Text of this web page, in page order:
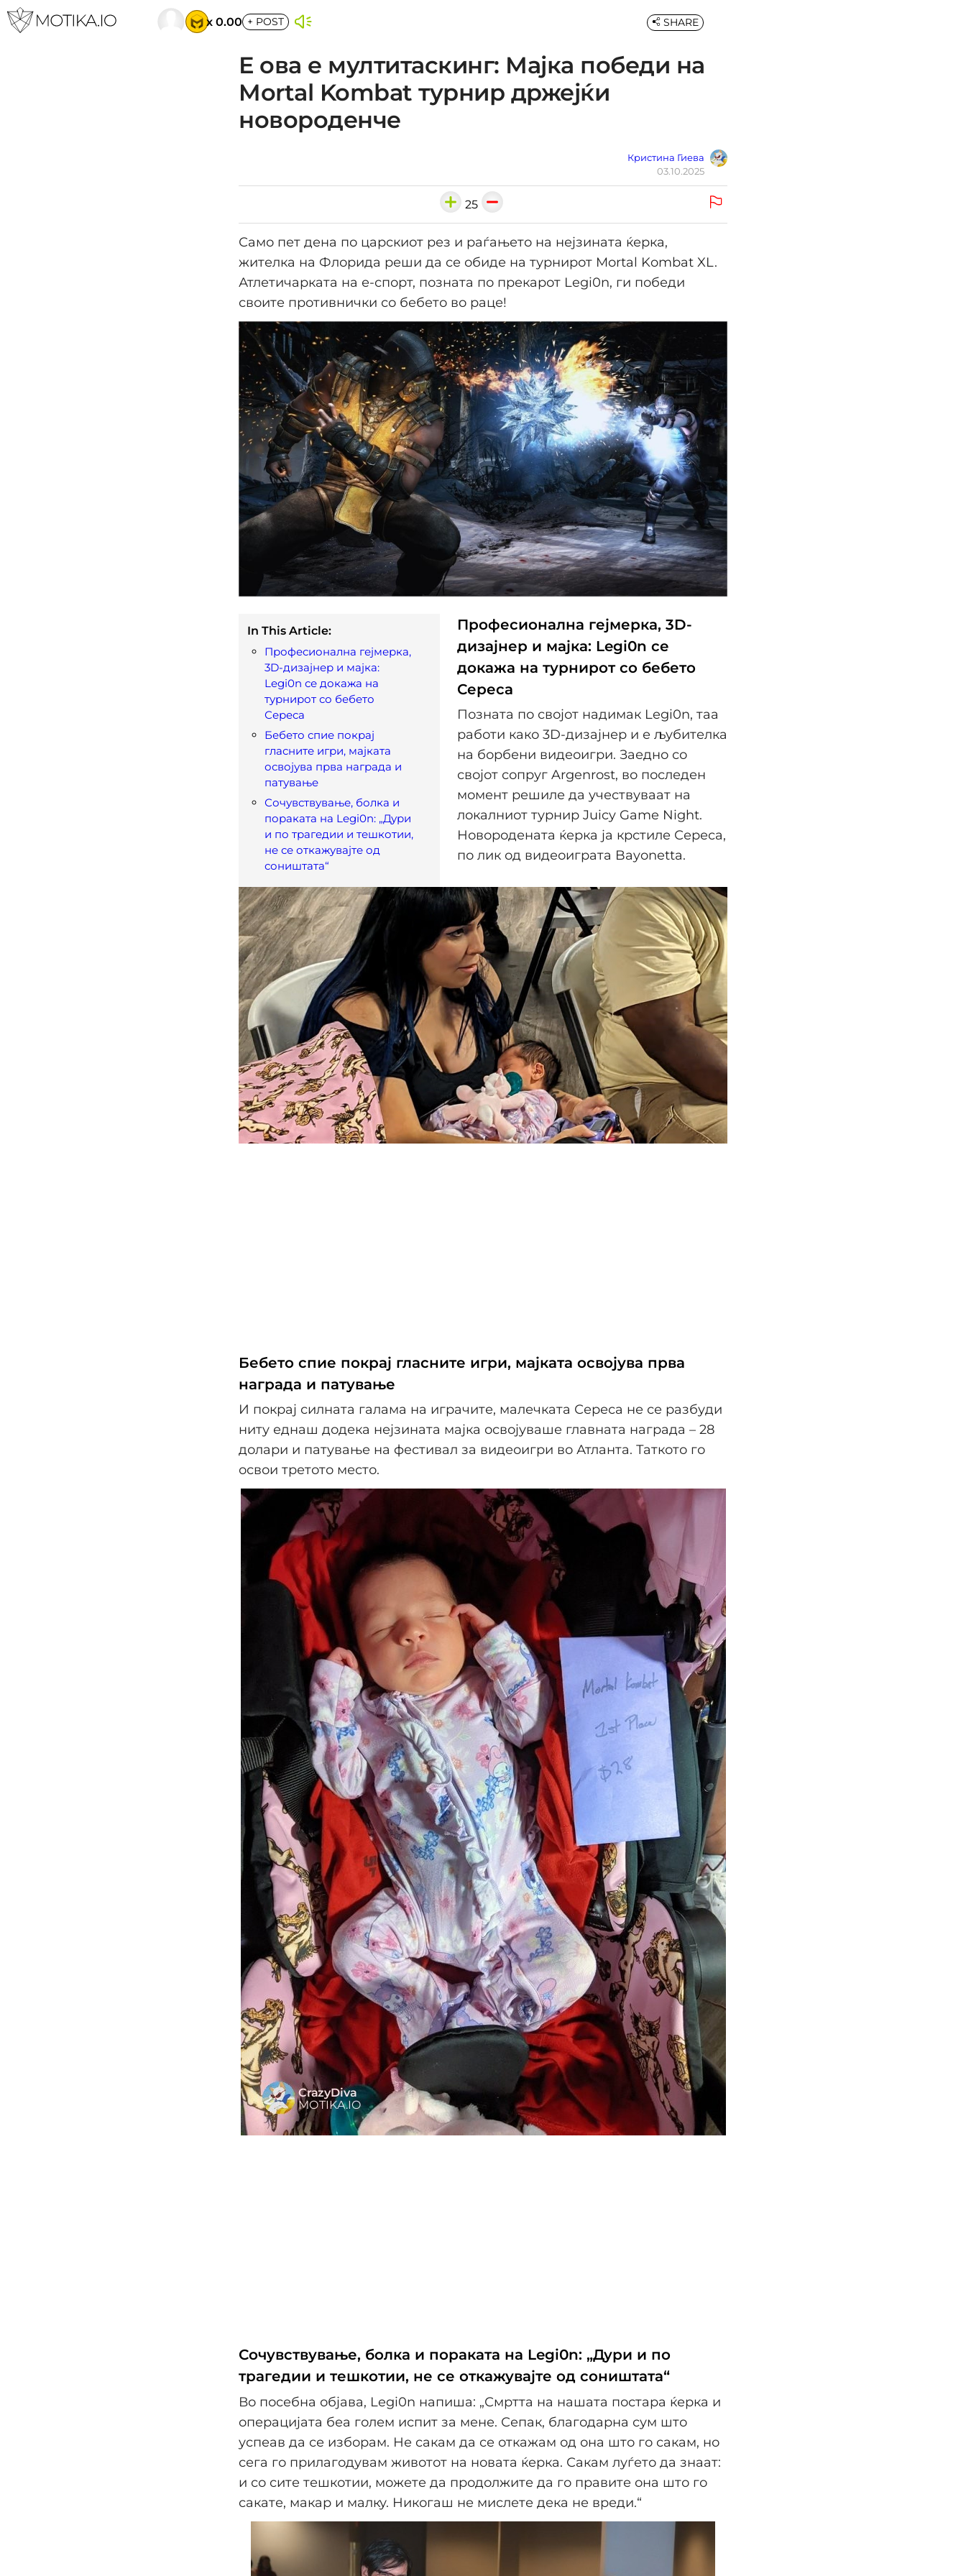
x 0.00 + POST
Е ова е мултитаскинг: Мајка победи на
Mortal Kombat турнир држејќи
новороденче
Кристина Гиева
03.10.2025
SHARE
25
Само пет дена по царскиот рез и раѓањето на нејзината ќерка,
жителка на Флорида реши да се обиде на турнирот Mortal Kombat XL.
Атлетичарката на е-спорт, позната по прекарот Legi0n, ги победи
своите противнички со бебето во раце!
In This Article:
Професионална гејмерка,
3D-дизајнер и мајка:
Legi0n се докажа на
турнирот со бебето
Сереса
Бебето спие покрај
гласните игри, мајката
освојува прва награда и
патување
Сочувствување, болка и
пораката на Legi0n: „Дури
и по трагедии и тешкотии,
не се откажувајте од
соништата“
Професионална гејмерка, 3D-
дизајнер и мајка: Legi0n се
докажа на турнирот со бебето
Сереса
Позната по својот надимак Legi0n, таа
работи како 3D-дизајнер и е љубителка
на борбени видеоигри. Заедно со
својот сопруг Argenrost, во последен
момент решиле да учествуваат на
локалниот турнир Juicy Game Night.
Новородената ќерка ја крстиле Сереса,
по лик од видеоиграта Bayonetta.
Бебето спие покрај гласните игри, мајката освојува прва
награда и патување
И покрај силната галама на играчите, малечката Сереса не се разбуди
ниту еднаш додека нејзината мајка освојуваше главната награда – 28
долари и патување на фестивал за видеоигри во Атланта. Таткото го
освои третото место.
Сочувствување, болка и пораката на Legi0n: „Дури и по
трагедии и тешкотии, не се откажувајте од соништата“
Во посебна објава, Legi0n напиша: „Смртта на нашата постара ќерка и
операцијата беа голем испит за мене. Сепак, благодарна сум што
успеав да се изборам. Не сакам да се откажам од она што го сакам, но
сега го прилагодувам животот на новата ќерка. Сакам луѓето да знаат:
и со сите тешкотии, можете да продолжите да го правите она што го
сакате, макар и малку. Никогаш не мислете дека не вреди.“